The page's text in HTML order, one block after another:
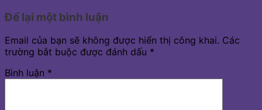
Để lại một bình luận
Email của bạn sẽ không được hiển thị công khai. Các
trường bắt buộc được đánh dấu *
Bình luận *